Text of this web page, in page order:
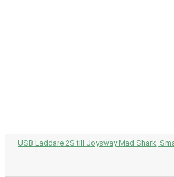
USB Laddare 2S till Joysway Mad Shark,